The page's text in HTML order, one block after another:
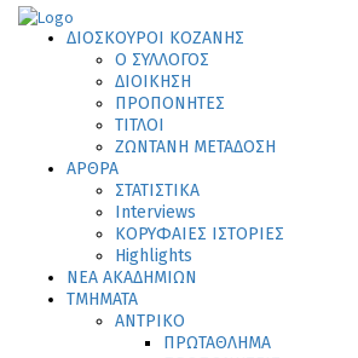
ΔΙΟΣΚΟΥΡΟΙ ΚΟΖΑΝΗΣ
Ο ΣΥΛΛΟΓΟΣ
ΔΙΟΙΚΗΣΗ
ΠΡΟΠΟΝΗΤΕΣ
ΤΙΤΛΟΙ
ΖΩΝΤΑΝΗ ΜΕΤΑΔΟΣΗ
ΑΡΘΡΑ
ΣΤΑΤΙΣΤΙΚΑ
Interviews
ΚΟΡΥΦΑΙΕΣ ΙΣΤΟΡΙΕΣ
Highlights
ΝΕΑ ΑΚΑΔΗΜΙΩΝ
ΤΜΗΜΑΤΑ
ΑΝΤΡΙΚΟ
ΠΡΩΤΑΘΛΗΜΑ